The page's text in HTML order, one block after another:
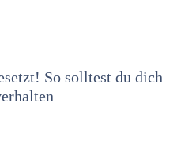
So solltest du dich